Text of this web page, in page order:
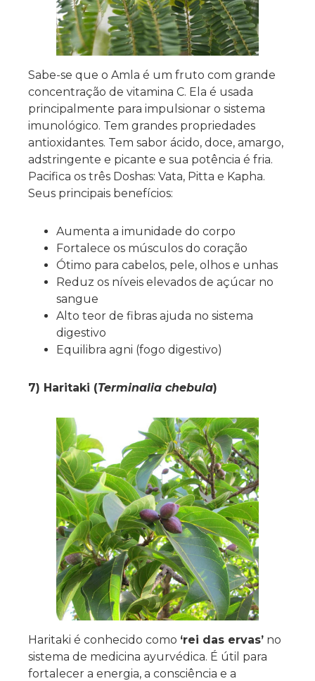
Sabe-se que o Amla é um fruto com grande
concentração de vitamina C. Ela é usada
principalmente para impulsionar o sistema
imunológico. Tem grandes propriedades
antioxidantes. Tem sabor ácido, doce, amargo,
adstringente e picante e sua potência é fria.
Pacifica os três Doshas: Vata, Pitta e Kapha.
Seus principais benefícios:
Aumenta a imunidade do corpo
Fortalece os músculos do coração
Ótimo para cabelos, pele, olhos e unhas
Reduz os níveis elevados de açúcar no
sangue
Alto teor de fibras ajuda no sistema
digestivo
Equilibra agni (fogo digestivo)
7) Haritaki (Terminalia chebula)
Haritaki é conhecido como ‘rei das ervas’ no
sistema de medicina ayurvédica. É útil para
fortalecer a energia, a consciência e a